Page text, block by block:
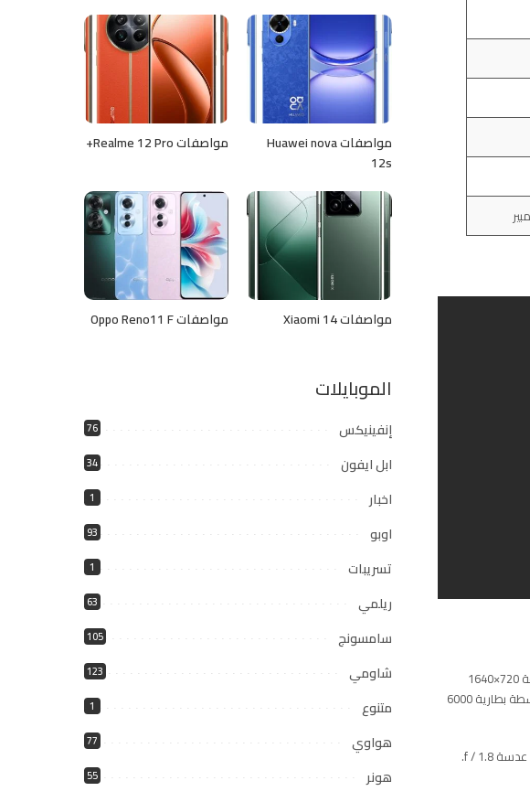
تم إطلاق هاتف Infinix Hot 12 Play في 23 مايو 2022. يأتي الهاتف بشاشة تعمل باللمس بمعدل تحديث 90 هرتز 6.82 بوصة بدقة 720×1640
بكسل (HD +). يأتي مع ذاكرة وصول عشوائي سعتها 4 جيجابايت. يعمل Infinix Hot 12 Play بنظام Android 11 ويتم تشغيله بواسطة بطارية 6000
بقدر ما يتعلق الأمر بالكاميرات ، فإن هاتف Infinix Hot 12 Play الموجود في الخلف يحتوي على كاميرا بدقة 13 ميجابكسل بفتحة عدسة f / 1.8.
مواصفات Huawei nova
12s
مواصفات Realme 12 Pro+
مواصفات Xiaomi 14 مواصفات Oppo Reno11 F
الموبايلات
إنفينيكس 76
ابل ايفون 34
اخبار 1
اوبو 93
تسريبات 1
ريلمي 63
سامسونج 105
شاومي 123
متنوع 1
هواوي 77
هونر 55